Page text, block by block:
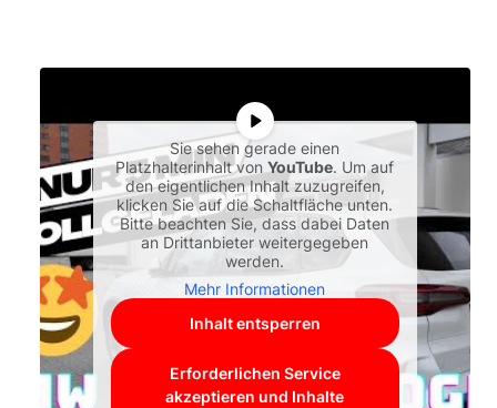
Sie sehen gerade einen
Platzhalterinhalt vonYouTube. Um auf
den eigentlichen Inhalt zuzugreifen,
klicken Sie auf die Schaltfläche unten.
Bitte beachten Sie, dass dabei Daten
an Drittanbieter weitergegeben
werden.
Mehr Informationen
Inhalt entsperren
Erforderlichen Service
akzeptieren und Inhalte